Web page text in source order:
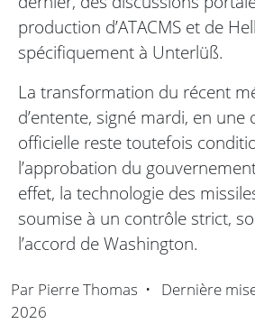
production d’ATACMS et de
spécifiquement à Unterlüß.
La transformation du récent
d’entente, signé mardi, en une
officielle reste toutefois
l’approbation du
effet, la technologie des
soumise à un contrôle strict,
l’accord de Washington.
Par Pierre Thomas • Dernière
2026